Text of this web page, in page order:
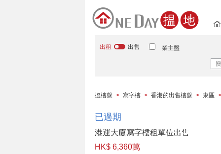
出租 出售 業主盤
搵樓盤 > 寫字樓 > 香港的出售樓盤 > 東區 >
已過期
港運大廈寫字樓租單位出售
HK$ 6,360萬